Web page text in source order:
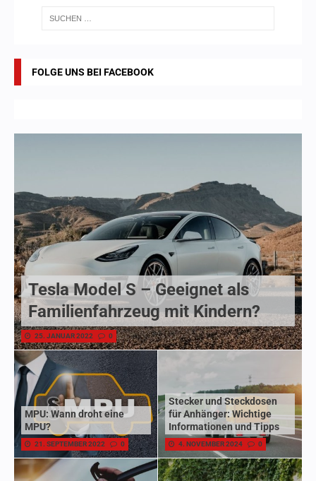
FOLGE UNS BEI FACEBOOK
Tesla Model S – Geeignet als
Familienfahrzeug mit Kindern?
25. JANUAR 2022 0
MPU: Wann droht eine
MPU?
21. SEPTEMBER 2022 0
Stecker und Steckdosen
für Anhänger: Wichtige
Informationen und Tipps
4. NOVEMBER 2024 0